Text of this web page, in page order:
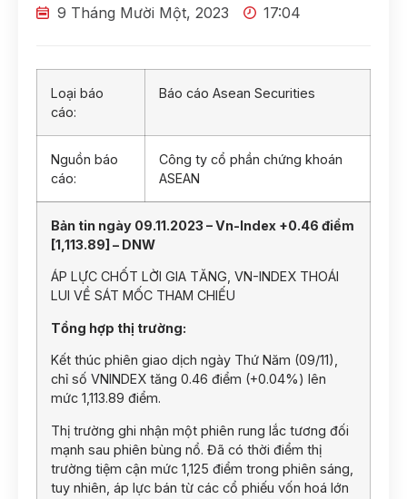
9 Tháng Mười Một, 2023 17:04
Loại báo
cáo:
Báo cáo Asean Securities
Nguồn báo
cáo:
Công ty cổ phần chứng khoán
ASEAN
Bản tin ngày 09.11.2023 – Vn-Index +0.46 điểm
[1,113.89] – DNW
ÁP LỰC CHỐT LỜI GIA TĂNG, VN-INDEX THOÁI
LUI VỀ SÁT MỐC THAM CHIẾU
Tổng hợp thị trường:
Kết thúc phiên giao dịch ngày Thứ Năm (09/11),
chỉ số VNINDEX tăng 0.46 điểm (+0.04%) lên
mức 1,113.89 điểm.
Thị trường ghi nhận một phiên rung lắc tương đối
mạnh sau phiên bùng nổ. Đã có thời điểm thị
trường tiệm cận mức 1,125 điểm trong phiên sáng,
tuy nhiên, áp lực bán từ các cổ phiếu vốn hoá lớn